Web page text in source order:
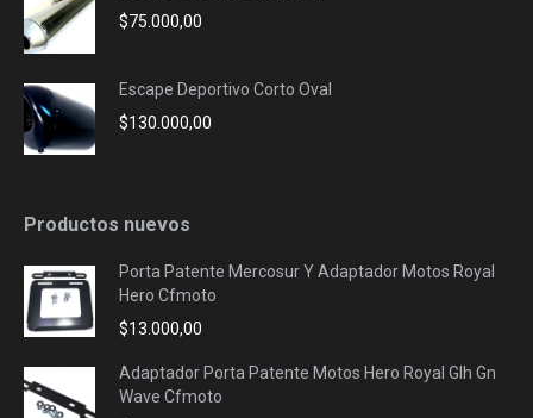
$75.000,00
Escape Deportivo Corto Oval
$130.000,00
Productos nuevos
Porta Patente Mercosur Y Adaptador Motos Royal
Hero Cfmoto
$13.000,00
Adaptador Porta Patente Motos Hero Royal Glh Gn
Wave Cfmoto